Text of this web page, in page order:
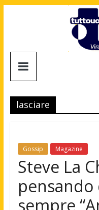
Tv,
Cinema,
news
moda
maschile
lasciare
Gossip Magazine
Steve La
pensando
sempre